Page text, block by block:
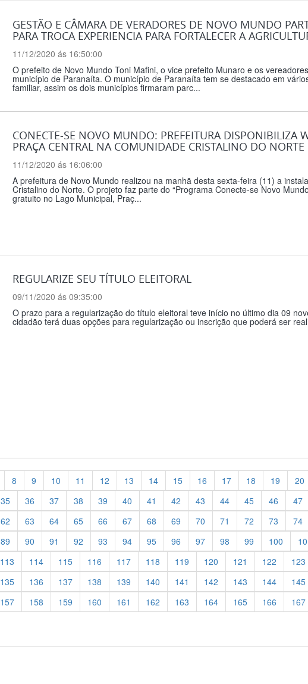
GESTÃO E CÂMARA DE VERADORES DE NOVO MUNDO
PARA TROCA EXPERIENCIA PARA FORTALECER A
11/12/2020 ás 16:50:00
O prefeito de Novo Mundo Toni Mafini, o vice prefeito Munaro e os
município de Paranaíta. O município de Paranaíta tem se destacado em
familiar, assim os dois municípios firmaram parc...
CONECTE-SE NOVO MUNDO: PREFEITURA DISPONIBILIZA
PRAÇA CENTRAL NA COMUNIDADE CRISTALINO DO NORTE
11/12/2020 ás 16:06:00
A prefeitura de Novo Mundo realizou na manhã desta sexta-feira (11) a
Cristalino do Norte. O projeto faz parte do “Programa Conecte-se Novo
gratuito no Lago Municipal, Praç...
REGULARIZE SEU TÍTULO ELEITORAL
09/11/2020 ás 09:35:00
O prazo para a regularização do título eleitoral teve início no último dia 09
cidadão terá duas opções para regularização ou inscrição que poderá ser
8 9 10 11 12 13 14 15 16 17 18 19 20
35 36 37 38 39 40 41 42 43 44 45 46 47
62 63 64 65 66 67 68 69 70 71 72 73 74
89 90 91 92 93 94 95 96 97 98 99 100
113 114 115 116 117 118 119 120 121 122 123
135 136 137 138 139 140 141 142 143 144 145
157 158 159 160 161 162 163 164 165 166 167